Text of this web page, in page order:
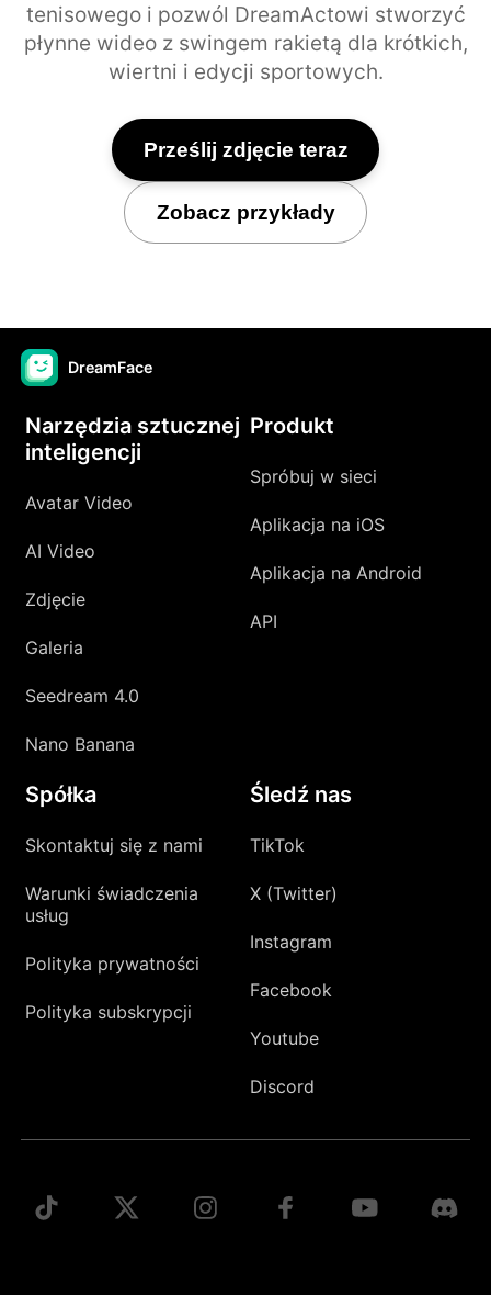
tenisowego i pozwól DreamActowi stworzyć
płynne wideo z swingem rakietą dla krótkich,
wiertni i edycji sportowych.
Prześlij zdjęcie teraz
Zobacz przykłady
DreamFace
Narzędzia sztucznej
inteligencji
Avatar Video
AI Video
Zdjęcie
Galeria
Seedream 4.0
Nano Banana
Produkt
Spróbuj w sieci
Aplikacja na iOS
Aplikacja na Android
API
Spółka
Skontaktuj się z nami
Warunki świadczenia
usług
Polityka prywatności
Polityka subskrypcji
Śledź nas
TikTok
X (Twitter)
Instagram
Facebook
Youtube
Discord